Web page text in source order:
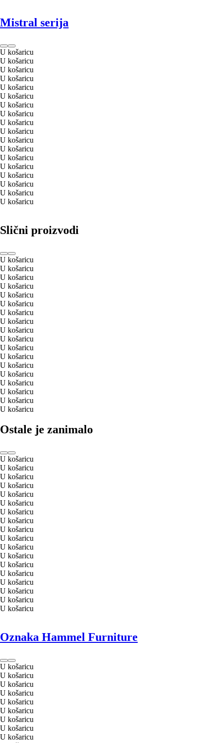
Mistral serija
U košaricu
U košaricu
U košaricu
U košaricu
U košaricu
U košaricu
U košaricu
U košaricu
U košaricu
U košaricu
U košaricu
U košaricu
U košaricu
U košaricu
U košaricu
U košaricu
U košaricu
U košaricu
Slični proizvodi
U košaricu
U košaricu
U košaricu
U košaricu
U košaricu
U košaricu
U košaricu
U košaricu
U košaricu
U košaricu
U košaricu
U košaricu
U košaricu
U košaricu
U košaricu
U košaricu
U košaricu
U košaricu
Ostale je zanimalo
U košaricu
U košaricu
U košaricu
U košaricu
U košaricu
U košaricu
U košaricu
U košaricu
U košaricu
U košaricu
U košaricu
U košaricu
U košaricu
U košaricu
U košaricu
U košaricu
U košaricu
U košaricu
Oznaka Hammel Furniture
U košaricu
U košaricu
U košaricu
U košaricu
U košaricu
U košaricu
U košaricu
U košaricu
U košaricu